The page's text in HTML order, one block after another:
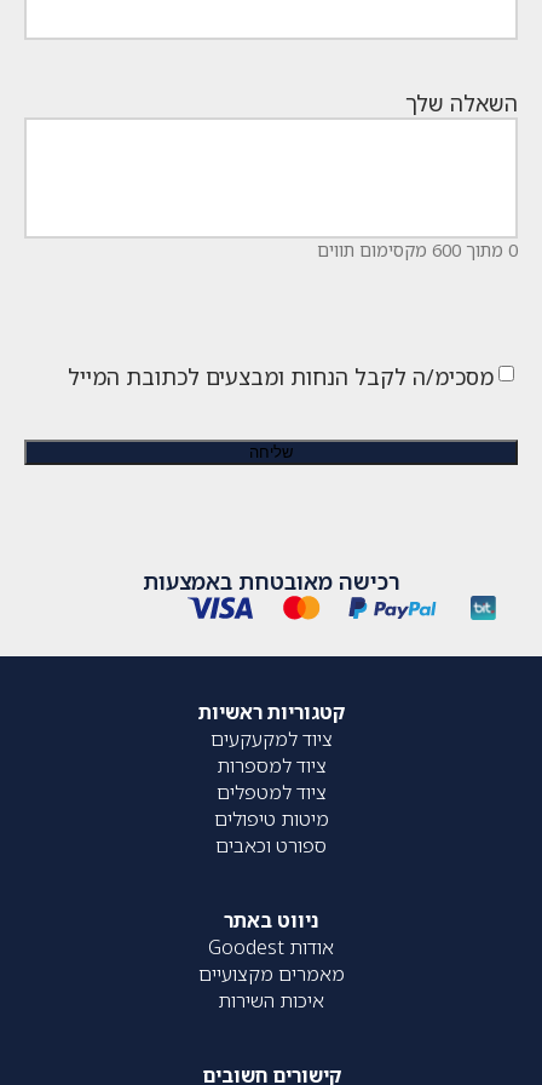
השאלה שלך
0 מתוך 600 מקסימום תווים
מסכימ/ה לקבל הנחות ומבצעים לכתובת המייל
רכישה מאובטחת באמצעות
קטגוריות ראשיות
ציוד למקעקעים
ציוד למספרות
ציוד למטפלים
מיטות טיפולים
ספורט וכאבים
ניווט באתר
אודות Goodest
מאמרים מקצועיים
איכות השירות
קישורים חשובים